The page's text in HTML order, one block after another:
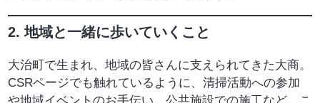
2.地域と一緒に歩いていくこと
大治町で生まれ、地域の皆さんに支えられてきた大商。
CSRページでも触れているように、清掃活動への参加
や地域イベントのお手伝い、公共施設での施工など、こ